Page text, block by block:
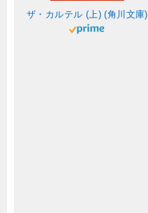
ザ・カルテル (上) (角川文庫)